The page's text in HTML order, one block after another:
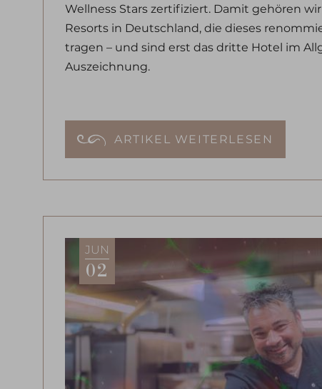
Wellness Stars zertifiziert. Damit gehören
Resorts in Deutschland, die dieses
tragen – und sind erst das dritte Hotel im
Auszeichnung.
ARTIKEL WEITERLESEN
JUN
02